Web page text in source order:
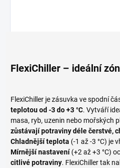
FlexiChiller – ideální
FlexiChiller je zásuvka ve spodní
teplotou od -3 do +3 °C. Vytváří
masa, ryb, uzenin nebo mořských
zůstávají potraviny déle čerstvé,
Chladnější teplota (-1 až -3 °C) je
Mírnější nastavení(+2 až +3 °C)
citlivé potraviny. FlexiChiller tak